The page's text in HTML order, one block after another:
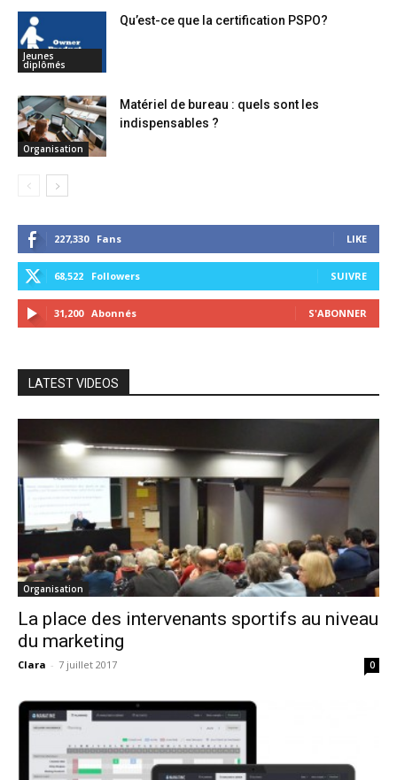
Jeunes
diplômés
Qu’est-ce que la certification PSPO?
Organisation
Matériel de bureau : quels sont les
indispensables ?
227,330 Fans LIKE
68,522 Followers SUIVRE
31,200 Abonnés S'ABONNER
LATEST VIDEOS
Organisation
La place des intervenants sportifs au niveau
du marketing
Clara - 7 juillet 2017 0